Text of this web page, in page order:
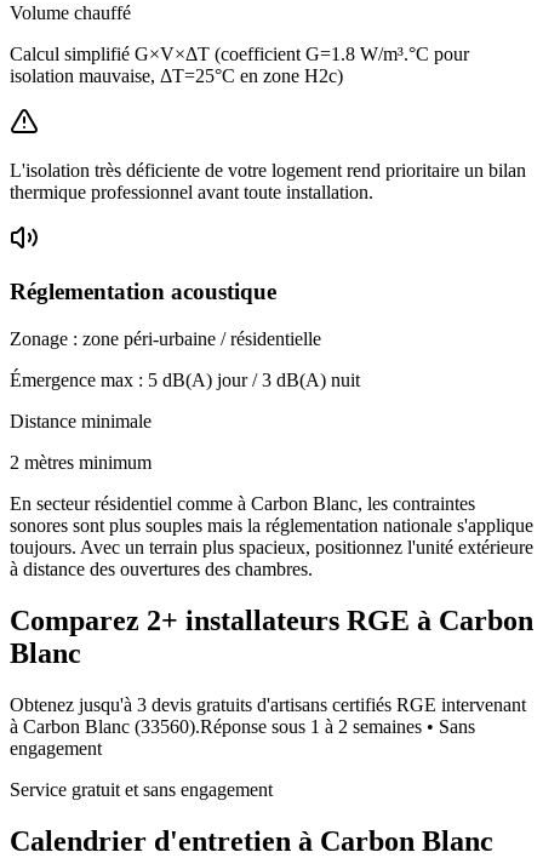
Volume chauffé
Calcul simplifié G×V×ΔT (coefficient G=1.8 W/m³.°C pour
isolation mauvaise, ΔT=25°C en zone H2c)
L'isolation très déficiente de votre logement rend prioritaire un bilan
thermique professionnel avant toute installation.
Réglementation acoustique
Zonage : zone péri-urbaine / résidentielle
Émergence max : 5 dB(A) jour /3 dB(A) nuit
Distance minimale
2 mètres minimum
En secteur résidentiel comme à Carbon Blanc, les contraintes
sonores sont plus souples mais la réglementation nationale s'applique
toujours. Avec un terrain plus spacieux, positionnez l'unité extérieure
à distance des ouvertures des chambres.
Comparez 2+ installateurs RGE à Carbon
Blanc
Obtenez jusqu'à 3 devis gratuits d'artisans certifiés RGE intervenant
à Carbon Blanc (33560).Réponse sous 1 à 2 semaines • Sans
engagement
Service gratuit et sans engagement
Calendrier d'entretien à Carbon Blanc